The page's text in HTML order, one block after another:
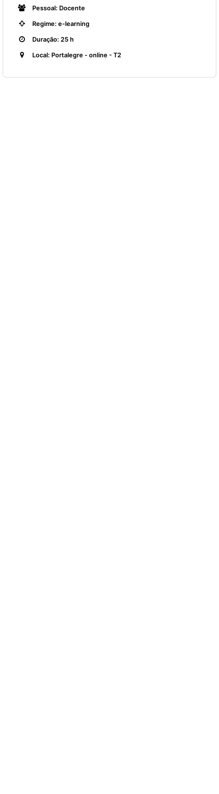
Pessoal: Docente
Regime: e-learning
Duração: 25 h
Local: Portalegre - online - T2